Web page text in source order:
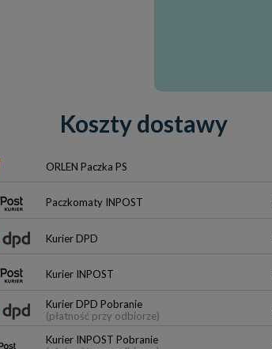
Koszty dostawy
ORLEN Paczka PS
Paczkomaty INPOST
Kurier DPD
Kurier INPOST
Kurier DPD Pobranie
(płatność przy odbiorze)
Kurier INPOST Pobranie